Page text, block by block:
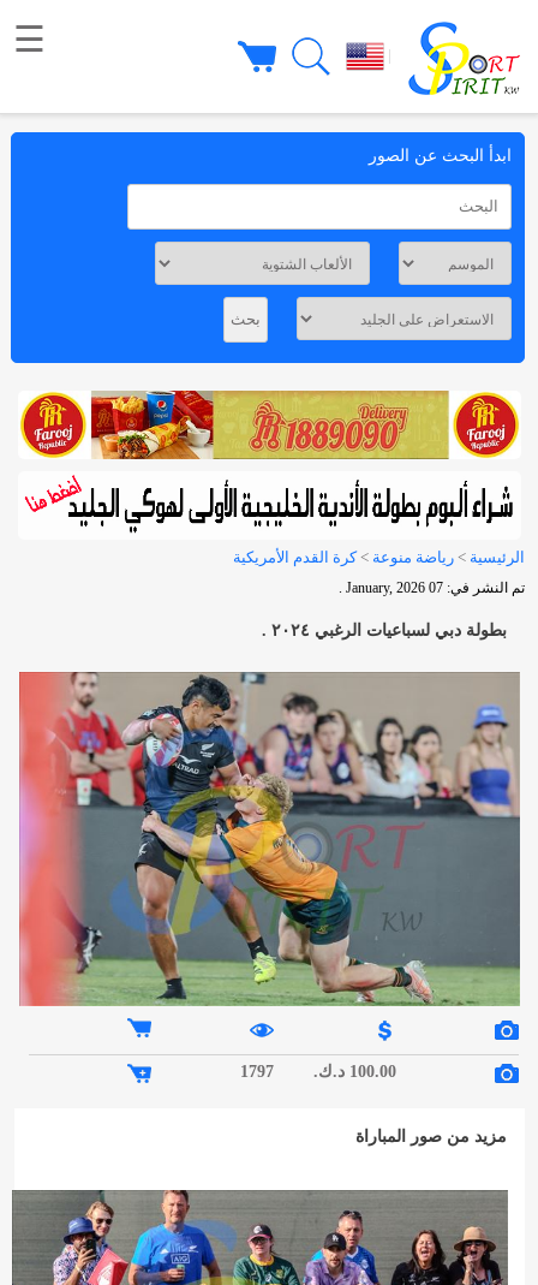
|
☰
ابدأ البحث عن الصور
الرئيسية >رياضة منوعة>كرة القدم الأمريكية
تم النشر في: 07 January, 2026 .
بطولة دبي لسباعيات الرغبي ٢٠٢٤ .
100.00 د.ك. 1797
مزيد من صور المباراة